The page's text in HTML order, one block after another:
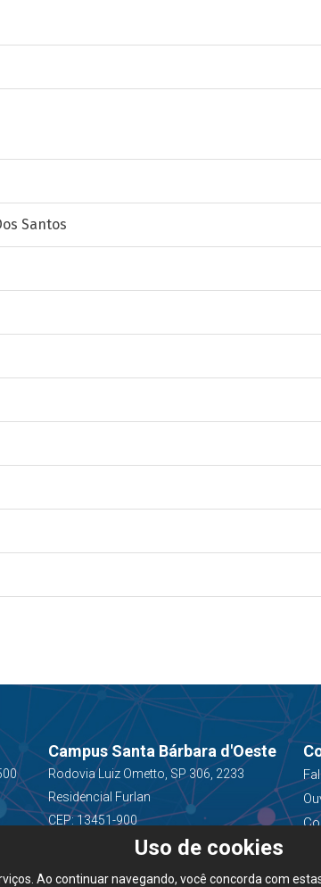
Santos
Campus Santa Bárbara d'Oeste
Rodovia Luiz Ometto, SP 306, 2233
Residencial Furlan
CEP: 13451-900
Uso de cookies
Ao continuar navegando, você concorda com